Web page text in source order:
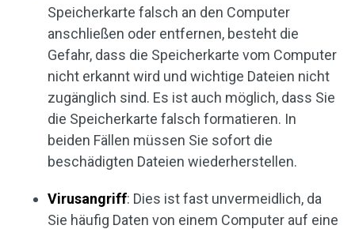
Speicherkarte falsch an den Computer
anschließen oder entfernen, besteht die
Gefahr, dass die Speicherkarte vom Computer
nicht erkannt wird und wichtige Dateien nicht
zugänglich sind. Es ist auch möglich, dass Sie
die Speicherkarte falsch formatieren. In
beiden Fällen müssen Sie sofort die
beschädigten Dateien wiederherstellen.
Virusangriff: Dies ist fast unvermeidlich, da
Sie häufig Daten von einem Computer auf eine